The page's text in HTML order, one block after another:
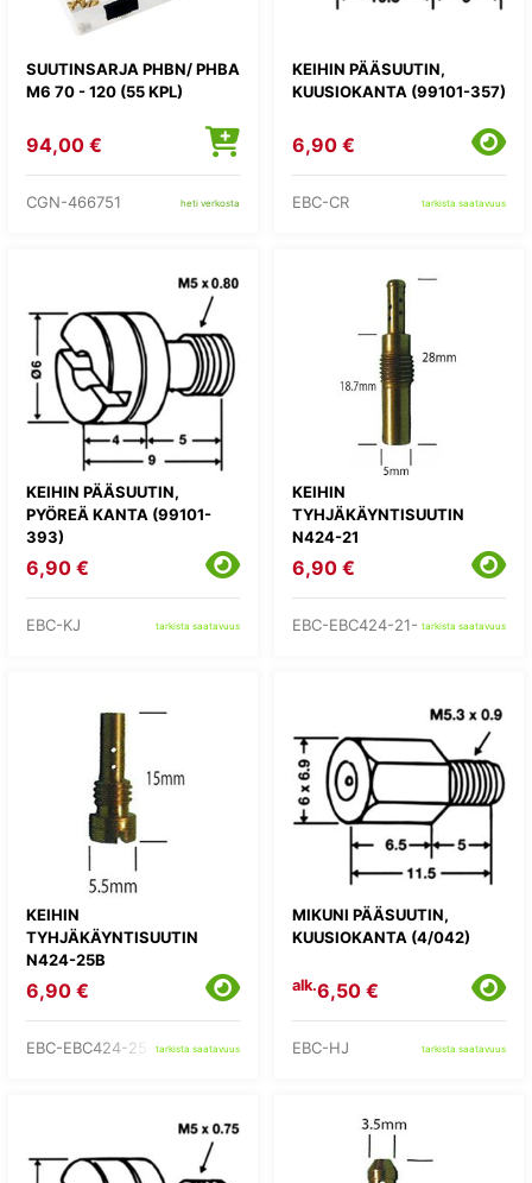
SUUTINSARJA PHBN/ PHBA
M6 70 - 120 (55 KPL)
94,00 €
CGN-466751 heti verkosta
KEIHIN PÄÄSUUTIN,
KUUSIOKANTA (99101-357)
6,90 €
EBC-CR tarkista saatavuus
KEIHIN PÄÄSUUTIN,
PYÖREÄ KANTA (99101-
393)
6,90 €
EBC-KJ tarkista saatavuus
KEIHIN
TYHJÄKÄYNTISUUTIN
N424-21
6,90 €
EBC-EBC424-21- tarkista saatavuus
KEIHIN
TYHJÄKÄYNTISUUTIN
N424-25B
6,90 €
EBC-EBC424-25- tarkista saatavuus
MIKUNI PÄÄSUUTIN,
KUUSIOKANTA (4/042)
alk.6,50 €
EBC-HJ tarkista saatavuus